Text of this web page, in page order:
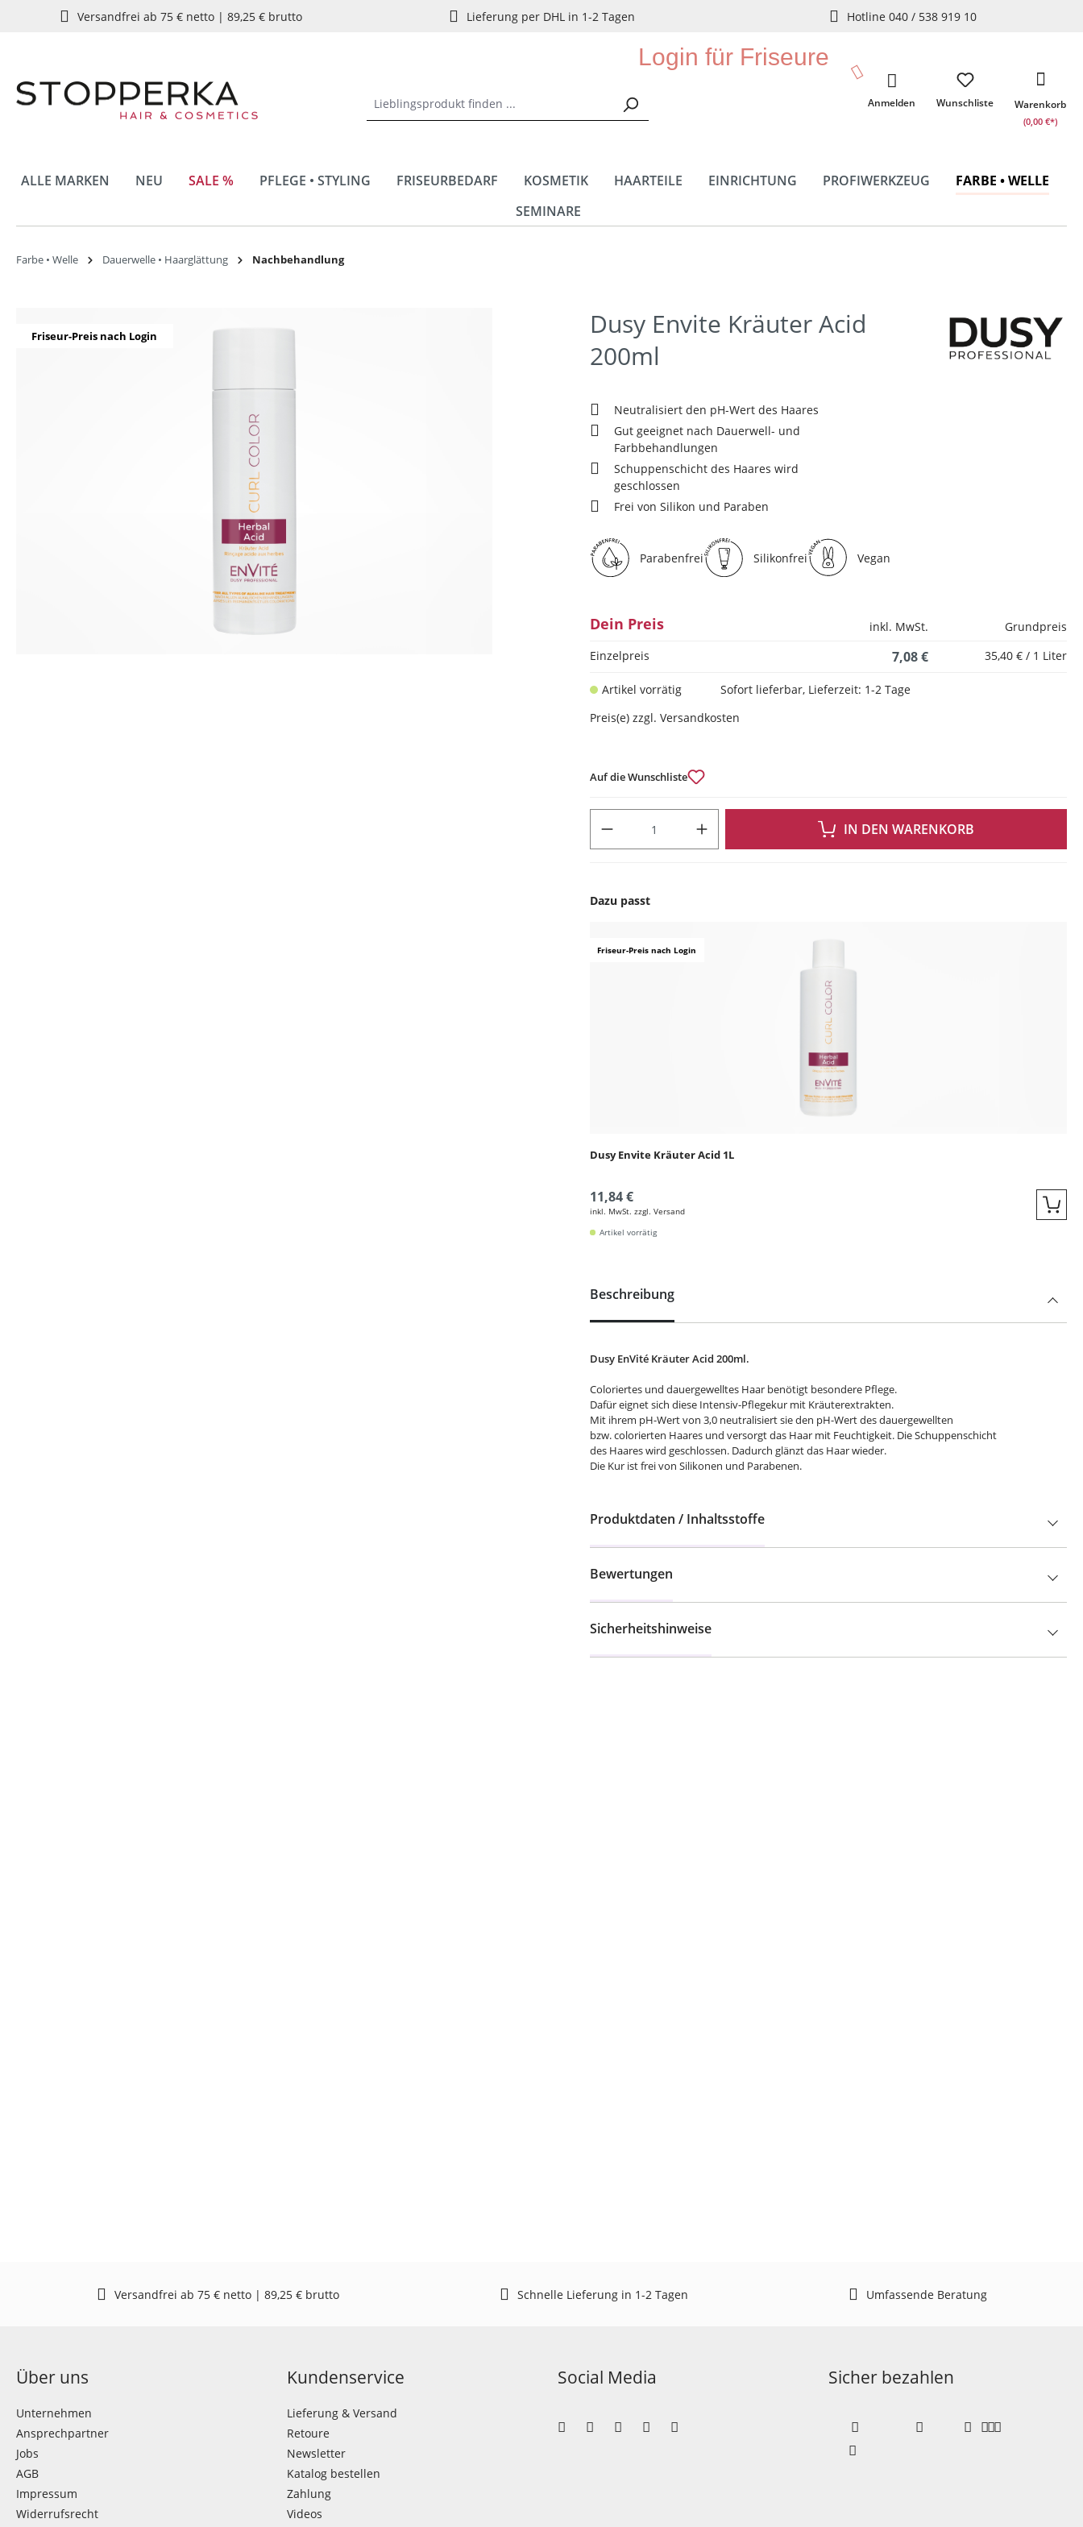
Zur Hauptnavigation springen
Versandfrei ab 75 € netto | 89,25 € brutto Lieferung per DHL in 1-2 Tagen Hotline 040 / 538 919 10
Login für Friseure
Wunschliste
Anmelden Warenkorb
(0,00 €*)
ALLE MARKEN NEU SALE % PFLEGE • STYLING FRISEURBEDARF KOSMETIK HAARTEILE EINRICHTUNG PROFIWERKZEUG
FARBE • WELLE
SEMINARE
Farbe • Welle Dauerwelle • Haarglättung Nachbehandlung
Friseur-Preis nach Login
Dusy Envite Kräuter Acid
200ml
Neutralisiert den pH-Wert des Haares
Gut geeignet nach Dauerwell- und
Farbbehandlungen
Schuppenschicht des Haares wird
geschlossen
Frei von Silikon und Paraben
Parabenfrei Silikonfrei Vegan
Dein Preis inkl. MwSt.
Grundpreis
Einzelpreis
7,08 € 35,40 € / 1 Liter
Artikel vorrätig
Sofort lieferbar, Lieferzeit: 1-2 Tage
Preis(e) zzgl. Versandkosten
Auf die Wunschliste
IN DEN WARENKORB
Dazu passt
Friseur-Preis nach Login
Dusy Envite Kräuter Acid 1L
11,84 €
inkl. MwSt. zzgl. Versand
Artikel vorrätig
Beschreibung
Dusy EnVité Kräuter Acid 200ml.
Coloriertes und dauergewelltes Haar benötigt besondere Pflege.
Dafür eignet sich diese Intensiv-Pflegekur mit Kräuterextrakten.
Mit ihrem pH-Wert von 3,0 neutralisiert sie den pH-Wert des dauergewellten
bzw. colorierten Haares und versorgt das Haar mit Feuchtigkeit. Die Schuppenschicht
des Haares wird geschlossen. Dadurch glänzt das Haar wieder.
Die Kur ist frei von Silikonen und Parabenen.
Produktdaten / Inhaltsstoffe
Bewertungen
Sicherheitshinweise
Versandfrei ab 75 € netto | 89,25 € brutto Schnelle Lieferung in 1-2 Tagen Umfassende Beratung
Über uns
Unternehmen
Ansprechpartner
Jobs
AGB
Impressum
Widerrufsrecht
Kundenservice
Lieferung & Versand
Retoure
Newsletter
Katalog bestellen
Zahlung
Videos
Social Media Sicher bezahlen